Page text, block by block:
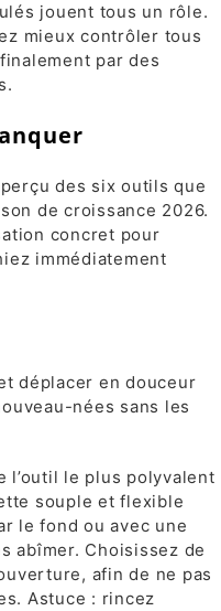
jouent tous un rôle.
mieux contrôler tous
par des
des six outils que
de croissance 2026.
concret pour
immédiatement
déplacer en douceur
nées sans les
l’outil le plus polyvalent
souple et flexible
le fond ou avec une
abîmer. Choisissez de
afin de ne pas
Astuce : rincez